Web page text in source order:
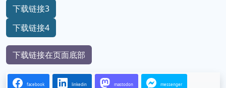
下载链接3
下载链接4
下载链接在页面底部
facebook linkedin mastodon messenger